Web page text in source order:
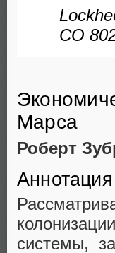
CO
Марса
Роберт
Аннотация
системы,